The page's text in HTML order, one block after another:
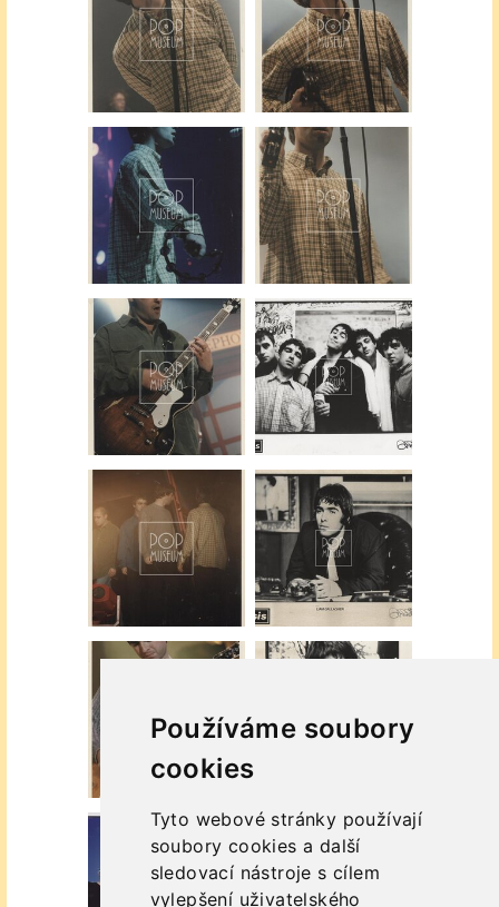
Používáme soubory
cookies
Tyto webové stránky používají
soubory cookies a další
sledovací nástroje s cílem
vylepšení uživatelského